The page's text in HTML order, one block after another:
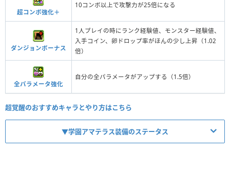
超コンボ強化＋
10コンボ以上で攻撃力が25倍になる
ダンジョンボーナス
1人プレイの時にランク経験値、モンスター経験値、
入手コイン、卵ドロップ率がほんの少し上昇（1.02
倍）
全パラメータ強化
自分の全パラメータがアップする（1.5倍）
超覚醒のおすすめキャラとやり方はこちら
▼学園アマテラス装備のステータス